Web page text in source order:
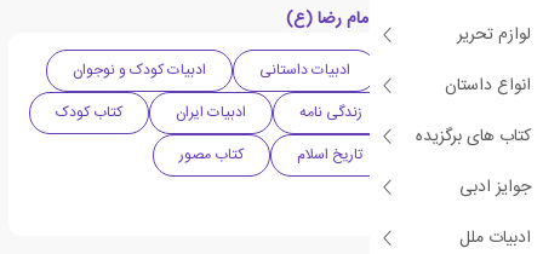
لوازم تحریر
انواع داستان
کتاب های برگزیده
جوایز ادبی
ادبیات ملل
دسته بندی های کتاب امام رضا (ع)
ادبیات داستانی
ادبیات کودک و نوجوان
زندگی نامه ادبیات ایران
کتاب کودک
تاریخ اسلام
کتاب مصور
ادبیات آیینی